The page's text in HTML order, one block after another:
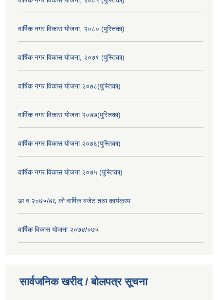
वार्षिक नगर विकास योजना, २०८० (पुस्तिका)
वार्षिक नगर विकास योजना, २०७९ (पुस्तिका)
वार्षिक नगर विकास योजना २०७८(पुस्तिका)
वार्षिक नगर विकास योजना २०७७(पुस्तिका)
वार्षिक नगर विकास योजना २०७६(पुस्तिका)
वार्षिक नगर विकास योजना २०७५ (पुस्तिका)
आ.व.२०७५/७६ को वार्षिक बजेट तथा कार्यक्रम
वार्षिक विकास योजना २०७४/०७५
सार्वजनिक खरीद / बोलपत्र सूचना